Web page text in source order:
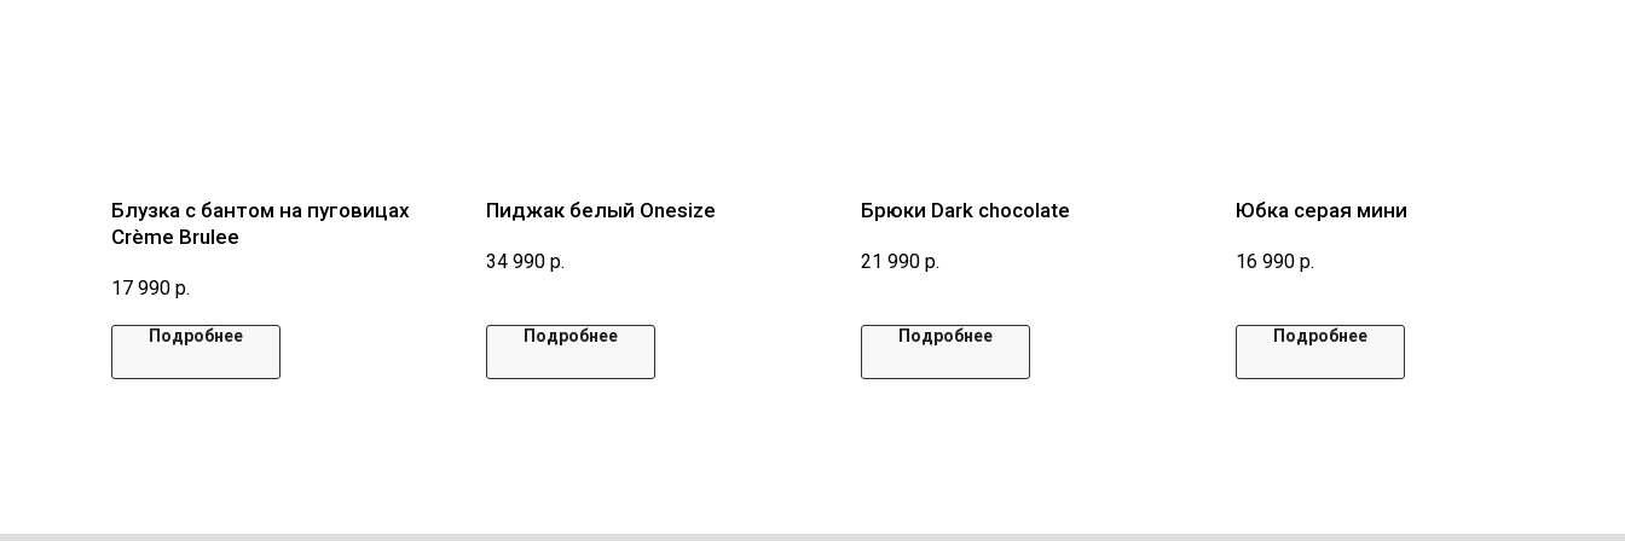
Блузка с бантом на пуговицах
Crème Brulee
17 990 р.
Подробнее
Пиджак белый Onesize
34 990 р.
Подробнее
Брюки Dark chocolate
21 990 р.
Подробнее
Юбка серая мини
16 990 р.
Подробнее